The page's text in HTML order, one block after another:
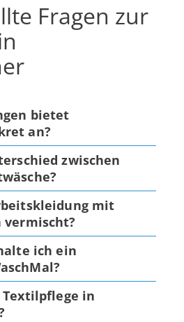
Fragen zur
bietet
an?
zwischen
mit
ich ein
in